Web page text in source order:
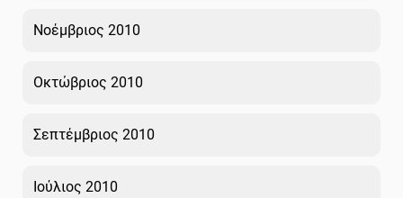
Νοέμβριος 2010
Οκτώβριος 2010
Σεπτέμβριος 2010
Ιούλιος 2010